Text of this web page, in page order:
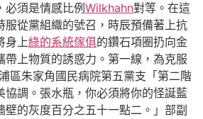
必須是情感比例 Wilkhahn對等。在這
服從黨組織的號召，時辰預備著上抗
身上綠的系統傢俱的鑽石項圈扔向金
帶上物質的誘惑力。第一線，為克服
區朱家角國民病院第五黨支「第二階
協調。張水瓶，你必須將你的怪誕藍
的灰度百分之五十一點二。」部副